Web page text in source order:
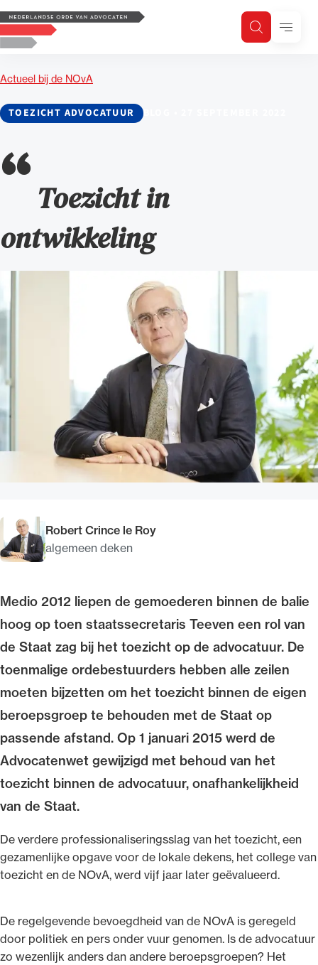
Logo, to the homepage
ZoekenMenu
Actueel bij de NOvA
Toezicht in
ontwikkeling
TOEZICHT ADVOCATUUR BLOG
Robert Crince le Roy
algemeen deken
Medio 2012 liepen de gemoederen binnen de balie
hoog op toen staatssecretaris Teeven een rol van
de Staat zag bij het toezicht op de advocatuur. De
toenmalige ordebestuurders hebben alle zeilen
moeten bijzetten om het toezicht binnen de eigen
beroepsgroep te behouden met de Staat op
passende afstand. Op 1 januari 2015 werd de
Advocatenwet gewijzigd met behoud van het
toezicht binnen de advocatuur, onafhankelijkheid
van de Staat.
De verdere professionaliseringsslag van het toezicht, een
gezamenlijke opgave voor de lokale dekens, het college van
toezicht en de NOvA, werd vijf jaar later geëvalueerd.
De regelgevende bevoegdheid van de NOvA is geregeld
door politiek en pers onder vuur genomen. Is de advocatuur
zo wezenlijk anders dan andere beroepsgroepen? Het
Zoeken
Zoek op trefwoord
Van de Advocatenwet tot de Verordening op
de advocatuur (Voda) en de Regeling op de
advocatuur (Roda).
Ondersteuning voor advocaten bij hun
beroepsuitoefening: van de advocatenpas tot
het rechtsgebiedenregister en
geheimhoudernummers.